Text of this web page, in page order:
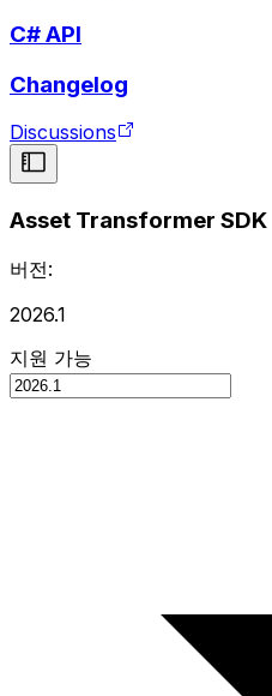
C# API
Changelog
Discussions
Asset Transformer SDK
버전:
2026.1
지원 가능